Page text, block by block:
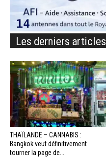
Les derniers articles
THAÏLANDE – CANNABIS :
Bangkok veut définitivement
tourner la page de...